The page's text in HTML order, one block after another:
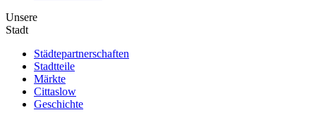
Unsere
Stadt
Städtepartnerschaften
Stadtteile
Märkte
Cittaslow
Geschichte